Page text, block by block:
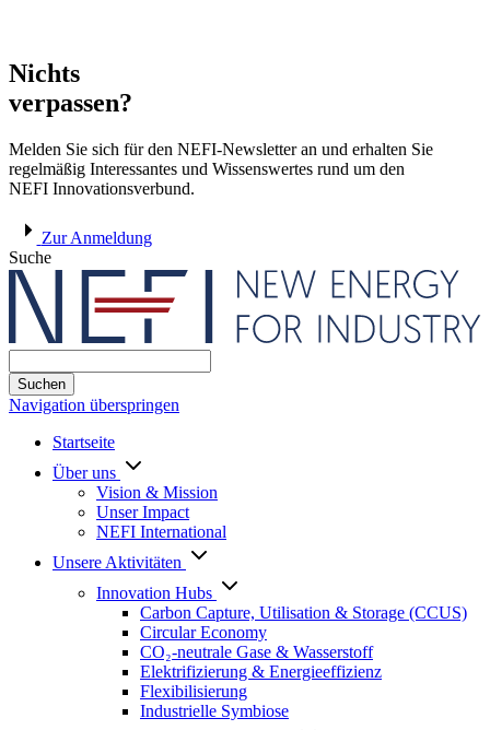
Nichts
verpassen?
Melden Sie sich für den NEFI-Newsletter an und erhalten Sie
regelmäßig Interessantes und Wissenswertes rund um den
NEFI Innovationsverbund.
Zur Anmeldung
Suche
Suchen
Navigation überspringen
Startseite
Über uns
Vision & Mission
Unser Impact
NEFI International
Unsere Aktivitäten
Innovation Hubs
Carbon Capture, Utilisation & Storage (CCUS)
Circular Economy
CO₂-neutrale Gase & Wasserstoff
Elektrifizierung & Energieeffizienz
Flexibilisierung
Industrielle Symbiose